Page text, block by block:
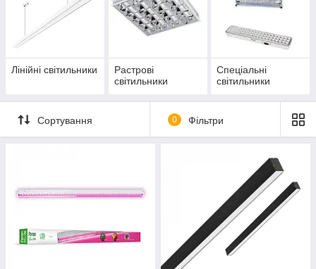
Лінійні світильники
Растрові
світильники
Спеціальні
світильники
Сортування 0 Фільтри